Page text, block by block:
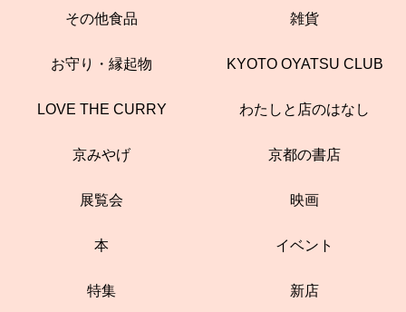
その他食品 雑貨
お守り・縁起物 KYOTO OYATSU CLUB
LOVE THE CURRY わたしと店のはなし
京みやげ 京都の書店
展覧会 映画
本 イベント
特集 新店